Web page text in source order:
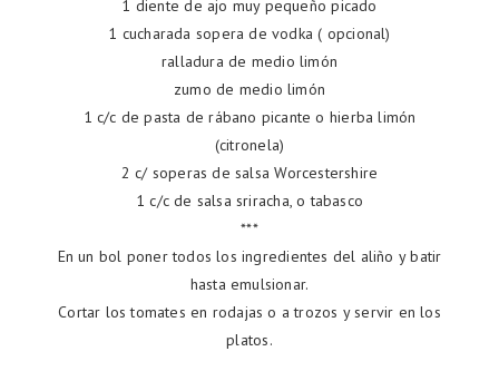
1 diente de ajo muy pequeño picado
1 cucharada sopera de vodka ( opcional)
ralladura de medio limón
zumo de medio limón
1 c/c de pasta de rábano picante o hierba limón
(citronela)
2 c/ soperas de salsa Worcestershire
1 c/c de salsa sriracha, o tabasco
***
En un bol poner todos los ingredientes del aliño y batir
hasta emulsionar.
Cortar los tomates en rodajas o a trozos y servir en los
platos.